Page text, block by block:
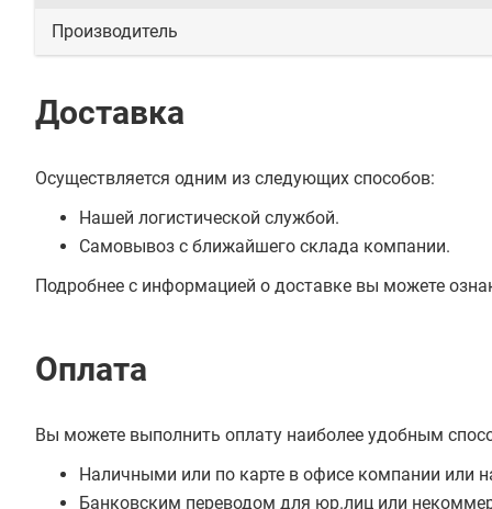
Производитель
Доставка
Осуществляется одним из следующих способов:
Нашей логистической службой.
Самовывоз с ближайшего склада компании.
Подробнее с информацией о доставке вы можете
Оплата
Вы можете выполнить оплату наиболее удобным
Наличными или по карте в офисе компании или
Банковским переводом для юр.лиц или